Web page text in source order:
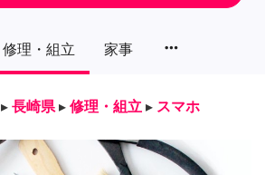
修理・組立 家事 more_horiz
▸ 長崎県 ▸ 修理・組立 ▸ スマホ